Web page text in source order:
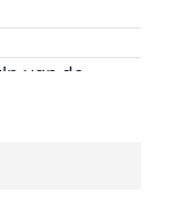
van de